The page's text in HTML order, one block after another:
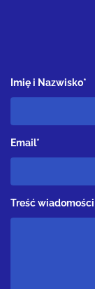
Imię i Nazwisko*
Email*
Treść wiadomości